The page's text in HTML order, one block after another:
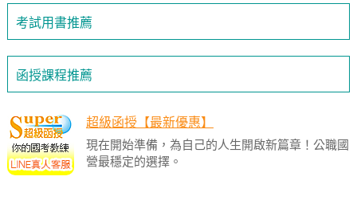
考試用書推薦
函授課程推薦
超級函授【最新優惠】
現在開始準備，為自己的人生開啟新篇章！公職國
營最穩定的選擇。